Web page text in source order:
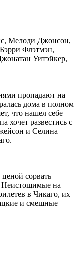
Мелоди Джонсон,
Флэтмэн,
Уитэйкер,
пропадают на
дома в полном
что нашел себе
хочет развестись с
и Селина
сорвать
Неистощимые на
в Чикаго, их
и смешные